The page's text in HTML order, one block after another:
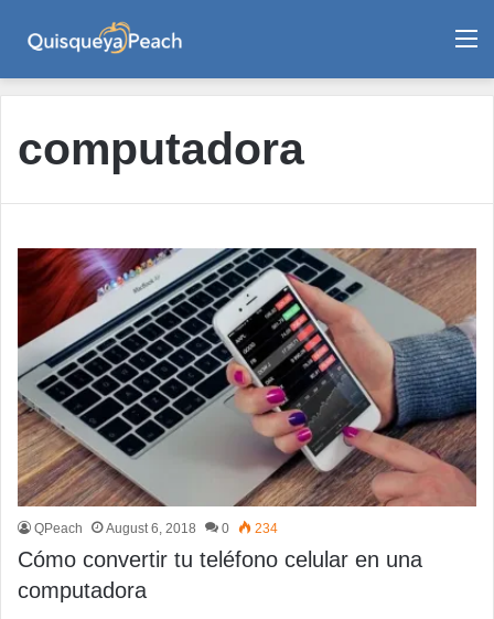
computadora
QPeach August 6, 2018 0 234
Cómo convertir tu teléfono celular en una
computadora